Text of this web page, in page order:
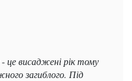
-це висаджені рік тому
загиблого. Під